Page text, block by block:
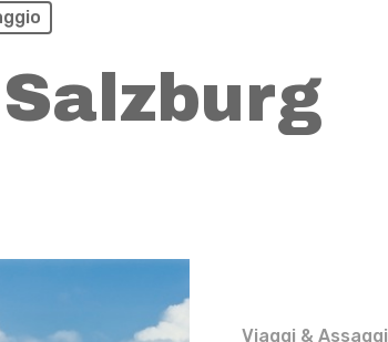
Viaggi & Assaggi